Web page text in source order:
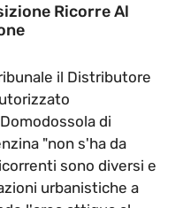
Ricorre Al
il Distributore
di
"non s'ha da
sono diversi e
urbanistiche a